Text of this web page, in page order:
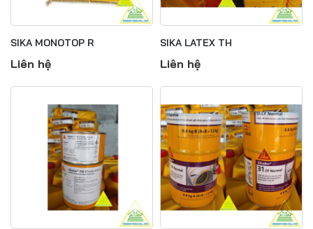
SIKA MONOTOP R
Liên hệ
SIKA LATEX TH
Liên hệ